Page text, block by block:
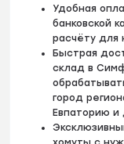
Удобная
банковской
расчёту для
Быстрая
склад в
город
Евпаторию и